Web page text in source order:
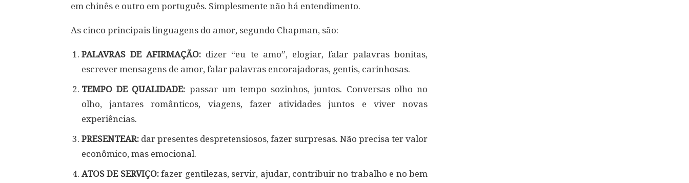
em chinês e outro em português. Simplesmente não há entendimento.
As cinco principais linguagens do amor, segundo Chapman, são:
PALAVRAS DE AFIRMAÇÃO: dizer “eu te amo”, elogiar, falar palavras bonitas,
escrever mensagens de amor, falar palavras encorajadoras, gentis, carinhosas.
TEMPO DE QUALIDADE: passar um tempo sozinhos, juntos. Conversas olho no
olho, jantares românticos, viagens, fazer atividades juntos e viver novas
experiências.
PRESENTEAR: dar presentes despretensiosos, fazer surpresas. Não precisa ter valor
econômico, mas emocional.
ATOS DE SERVIÇO:fazer gentilezas, servir, ajudar, contribuir no trabalho e no bem